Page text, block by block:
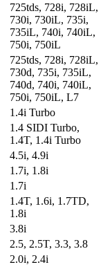
725tds, 728i, 728iL,
730i, 730iL, 735i,
735iL, 740i, 740iL,
750i, 750iL
725tds, 728i, 728iL,
730d, 735i, 735iL,
740d, 740i, 740iL,
750i, 750iL, L7
1.4i Turbo
1.4 SIDI Turbo,
1.4T, 1.4i Turbo
4.5i, 4.9i
1.7i, 1.8i
1.7i
1.4T, 1.6i, 1.7TD,
1.8i
3.8i
2.5, 2.5T, 3.3, 3.8
2.0i, 2.4i